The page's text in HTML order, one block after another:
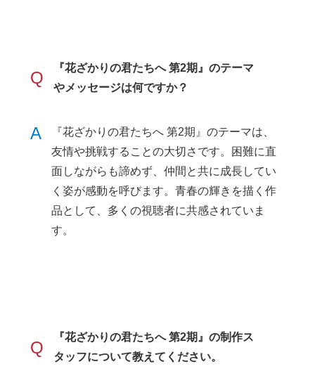
Q
『花ざかりの君たちへ 第2期』のテーマ
やメッセージは何ですか？
A
『花ざかりの君たちへ 第2期』のテーマは、
友情や挑戦することの大切さです。困難に直
面しながらも諦めず、仲間と共に成長してい
く姿が感動を呼びます。青春の輝きを描く作
品として、多くの視聴者に共感されていま
す。
Q
『花ざかりの君たちへ 第2期』の制作ス
タッフについて教えてください。